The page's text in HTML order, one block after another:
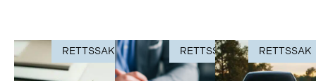
RETTSSAK RETTSSAK RETTSSAK